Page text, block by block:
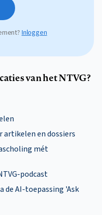
Inloggen
van het NTVG?
artikelen en dossiers
mét
podcast
de AI-toepassing 'Ask